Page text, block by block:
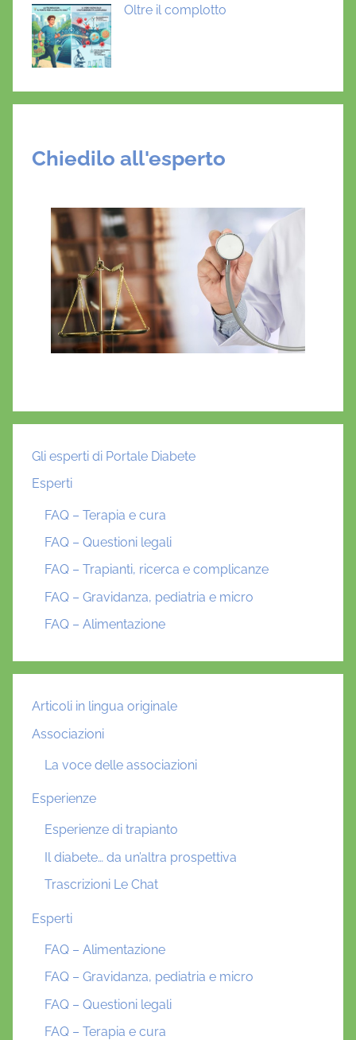
Oltre il complotto
Chiedilo all'esperto
Gli esperti di Portale Diabete
Esperti
FAQ – Terapia e cura
FAQ – Questioni legali
FAQ – Trapianti, ricerca e complicanze
FAQ – Gravidanza, pediatria e micro
FAQ – Alimentazione
Articoli in lingua originale
Associazioni
La voce delle associazioni
Esperienze
Esperienze di trapianto
Il diabete… da un’altra prospettiva
Trascrizioni Le Chat
Esperti
FAQ – Alimentazione
FAQ – Gravidanza, pediatria e micro
FAQ – Questioni legali
FAQ – Terapia e cura